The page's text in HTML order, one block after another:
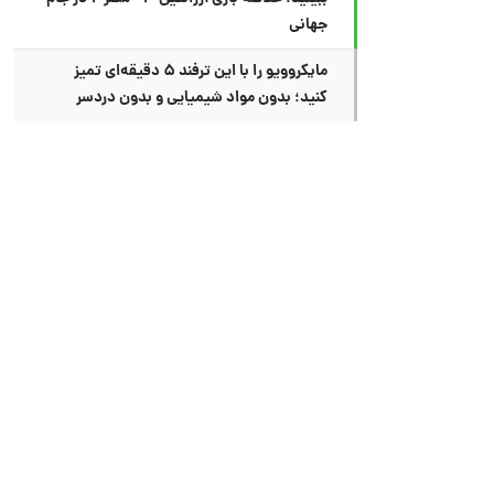
جهانی
مایکروویو را با این ترفند ۵ دقیقه‌ای تمیز
کنید؛ بدون مواد شیمیایی و بدون دردسر